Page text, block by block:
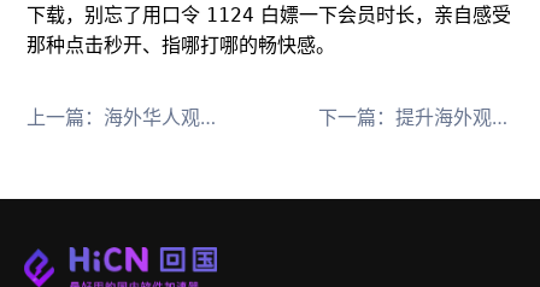
下载，别忘了用口令 1124 白嫖一下会员时长，亲自感受
那种点击秒开、指哪打哪的畅快感。
上一篇： 海外华人观看2026世界杯中文解说直播的完整指南 下一篇：提升海外观看国内直播流畅度的方法